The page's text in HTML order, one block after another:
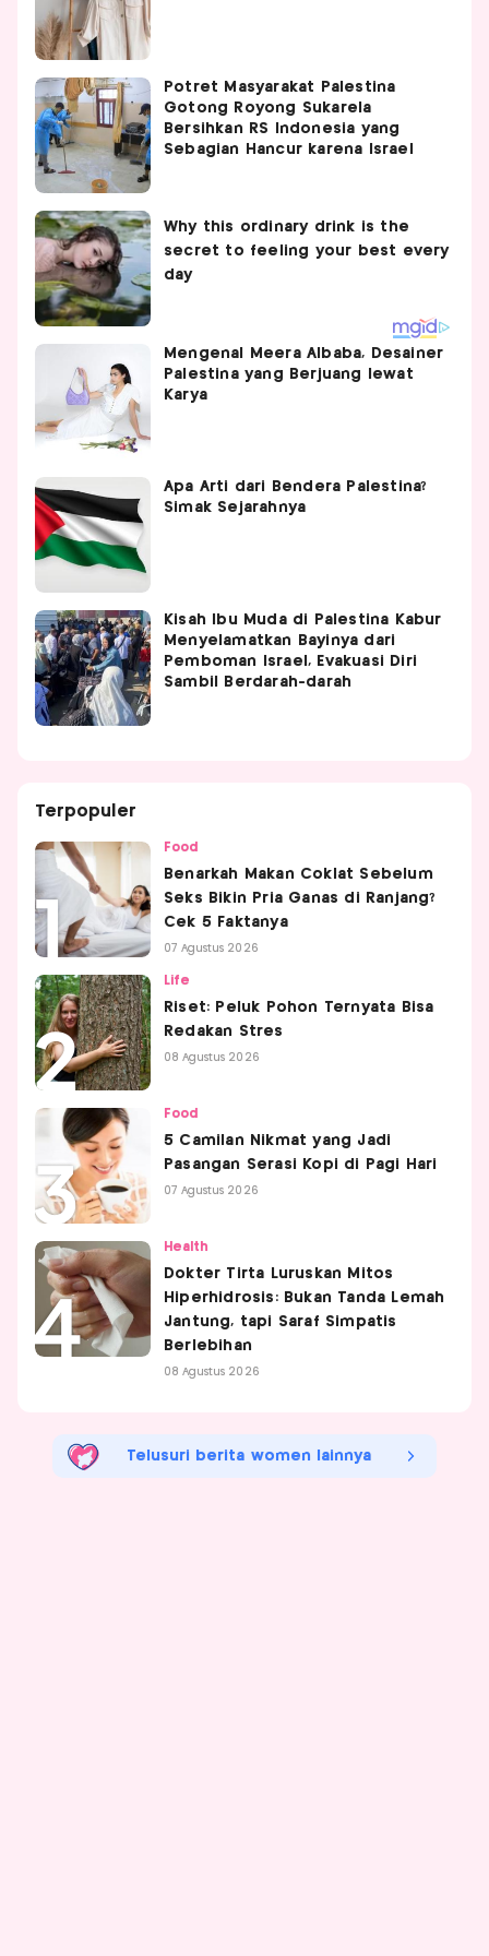
Potret Masyarakat Palestina
Gotong Royong Sukarela
Bersihkan RS Indonesia yang
Sebagian Hancur karena Israel
Mengenal Meera Albaba, Desainer
Palestina yang Berjuang lewat
Karya
Apa Arti dari Bendera Palestina?
Simak Sejarahnya
Kisah Ibu Muda di Palestina Kabur
Menyelamatkan Bayinya dari
Pemboman Israel, Evakuasi Diri
Sambil Berdarah-darah
Terpopuler
Food
Benarkah Makan Coklat Sebelum
Seks Bikin Pria Ganas di Ranjang?
Cek 5 Faktanya
07 Agustus 2026
Life
Riset: Peluk Pohon Ternyata Bisa
Redakan Stres
08 Agustus 2026
Food
5 Camilan Nikmat yang Jadi
Pasangan Serasi Kopi di Pagi Hari
07 Agustus 2026
Health
Dokter Tirta Luruskan Mitos
Hiperhidrosis: Bukan Tanda Lemah
Jantung, tapi Saraf Simpatis
Berlebihan
08 Agustus 2026
Telusuri berita women lainnya